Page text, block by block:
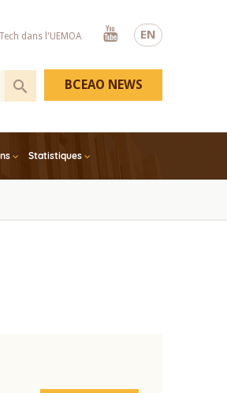
EN
dans l'UEMOA
Youtube
Statistiques
BCEAO NEWS